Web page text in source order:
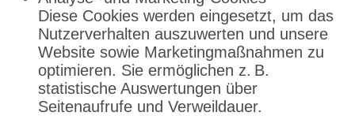
Diese Cookies werden eingesetzt, um das
Nutzerverhalten auszuwerten und unsere
Website sowie Marketingmaßnahmen zu
optimieren. Sie ermöglichen z. B.
statistische Auswertungen über
Seitenaufrufe und Verweildauer.